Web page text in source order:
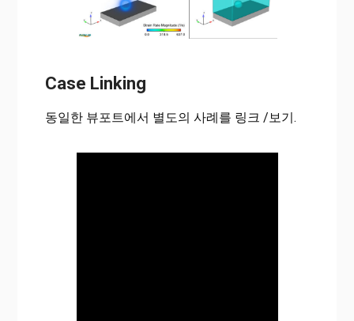
Case Linking
동일한 뷰포트에서 별도의 사례를 링크 /보기.